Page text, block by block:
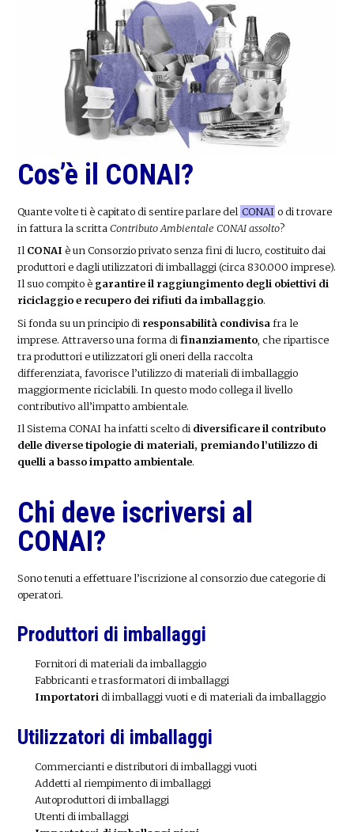
Cos’è il CONAI?
Quante volte ti è capitato di sentire parlare del CONAI o di trovare
in fattura la scrittaContributo Ambientale CONAI assolto?
IlCONAI è un Consorzio privato senza fini di lucro, costituito dai
produttori e dagli utilizzatori di imballaggi (circa 830.000 imprese).
Il suo compito è garantire il raggiungimento degli obiettivi di
riciclaggio e recupero dei rifiuti da imballaggio.
Si fonda su un principio di responsabilità condivisa fra le
imprese. Attraverso una forma difinanziamento , che ripartisce
tra produttori e utilizzatori gli oneri della raccolta
differenziata, favorisce l’utilizzo di materiali di imballaggio
maggiormente riciclabili. In questo modo collega il livello
contributivo all’impatto ambientale.
Il Sistema CONAI ha infatti scelto di diversificare il contributo
delle diverse tipologie di materiali, premiando l’utilizzo di
quelli a basso impatto ambientale.
Chi deve iscriversi al
CONAI?
Sono tenuti a effettuare l’iscrizione al consorzio due categorie di
operatori.
Produttori di imballaggi
Fornitori di materiali da imballaggio
Fabbricanti e trasformatori di imballaggi
Importatori di imballaggi vuoti e di materiali da imballaggio
Utilizzatori di imballaggi
Commercianti e distributori di imballaggi vuoti
Addetti al riempimento di imballaggi
Autoproduttori di imballaggi
Utenti di imballaggi